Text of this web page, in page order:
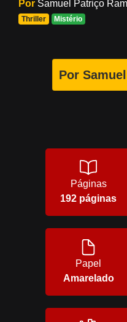
Por Samuel Patriço
Thriller Mistério
Por
Páginas
192 páginas
Papel
Amarelado